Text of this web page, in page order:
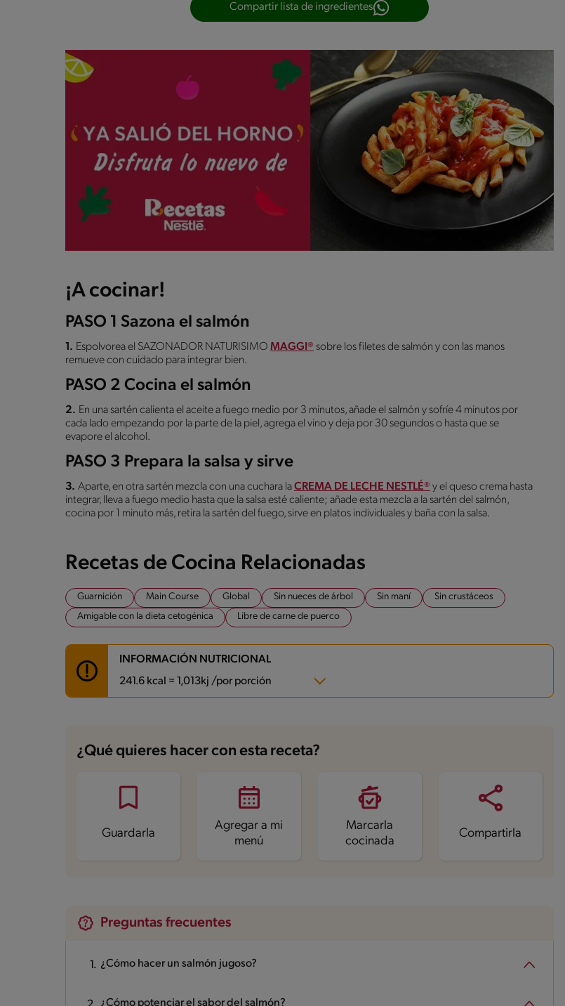
Compartir lista de ingredientes
¡A cocinar!
PASO 1 Sazona el salmón
1. Espolvorea el SAZONADOR NATURISIMO MAGGI® sobre los filetes de salmón y con las manos
remueve con cuidado para integrar bien.
PASO 2 Cocina el salmón
2. En una sartén calienta el aceite a fuego medio por 3 minutos, añade el salmón y sofríe 4 minutos por
cada lado empezando por la parte de la piel, agrega el vino y deja por 30 segundos o hasta que se
evapore el alcohol.
PASO 3 Prepara la salsa y sirve
3. Aparte, en otra sartén mezcla con una cuchara laCREMA DE LECHE NESTLÉ® y el queso crema hasta
integrar, lleva a fuego medio hasta que la salsa esté caliente; añade esta mezcla a la sartén del salmón,
cocina por 1 minuto más, retira la sartén del fuego, sirve en platos individuales y baña con la salsa.
Recetas de Cocina Relacionadas
Guarnición Main Course Global Sin nueces de árbol Sin maní
Sin crustáceos
Amigable con la dieta cetogénica
Libre de carne de puerco
INFORMACIÓN NUTRICIONAL
241.6 kcal = 1,013kj /por porción
Energía
241.6 kcal
Grasas 12.4 g
Sodio
¿Qué quieres hacer con esta receta?
Guardarla
Agregar a mi
menú
Marcarla
cocinada
Compartirla
Preguntas frecuentes
¿Cómo hacer un salmón jugoso?
¿Cómo potenciar el sabor del salmón?